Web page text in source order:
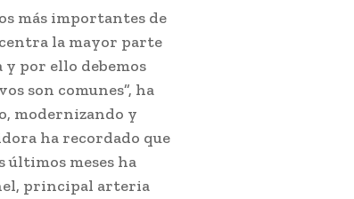
más importantes de
la mayor parte
y por ello debemos
son comunes”, ha
modernizando y
ha recordado que
últimos meses ha
principal arteria